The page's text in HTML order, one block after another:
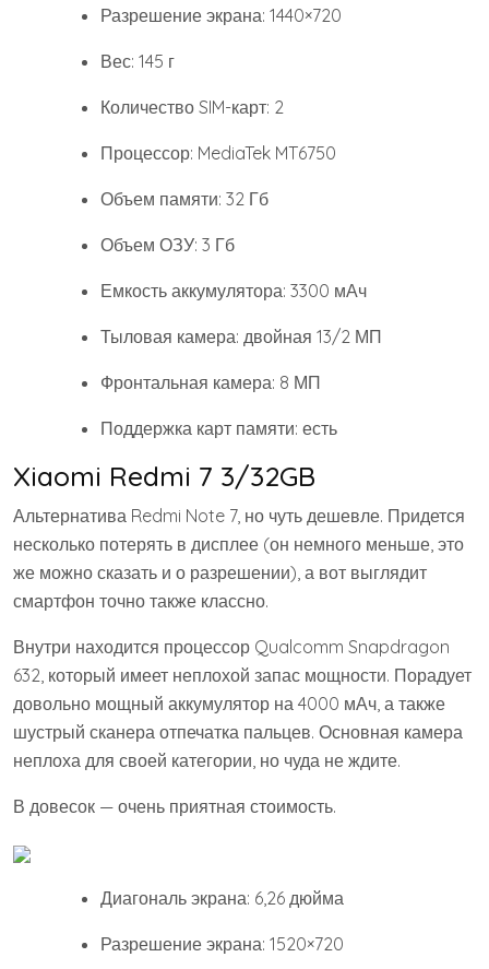
Разрешение экрана: 1440×720
Вес: 145 г
Количество SIM-карт: 2
Процессор: MediaTek MT6750
Объем памяти: 32 Гб
Объем ОЗУ: 3 Гб
Емкость аккумулятора: 3300 мАч
Тыловая камера: двойная 13/2 МП
Фронтальная камера: 8 МП
Поддержка карт памяти: есть
Xiaomi Redmi 7 3/32GB
Альтернатива Redmi Note 7, но чуть дешевле. Придется
несколько потерять в дисплее (он немного меньше, это
же можно сказать и о разрешении), а вот выглядит
смартфон точно также классно.
Внутри находится процессор Qualcomm Snapdragon
632, который имеет неплохой запас мощности. Порадует
довольно мощный аккумулятор на 4000 мАч, а также
шустрый сканера отпечатка пальцев. Основная камера
неплоха для своей категории, но чуда не ждите.
В довесок — очень приятная стоимость.
Диагональ экрана: 6,26 дюйма
Разрешение экрана: 1520×720